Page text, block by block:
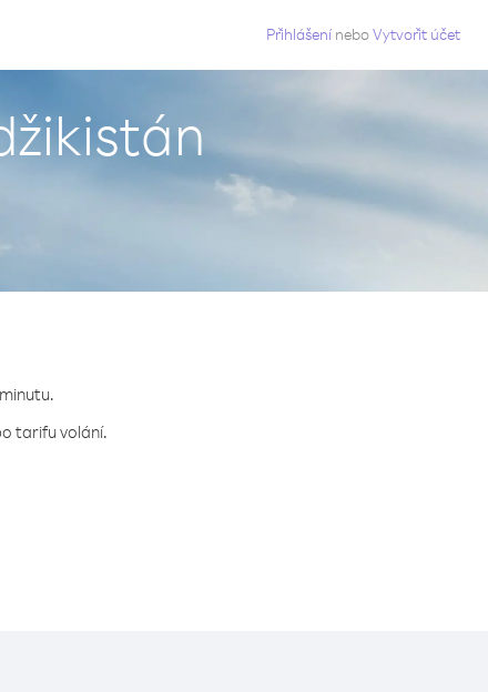
Přihlášení neboVytvořit účet
tarifu volání.